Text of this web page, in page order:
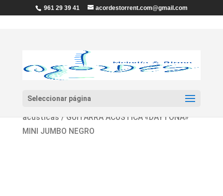
961 29 39 41 acordestorrent.com@gmail.com
Seleccionar página
Inicio/Guitarras y Bajos
acústicas/ GUITARRA ACÚSTICA «DAYTONA»
MINI JUMBO NEGRO